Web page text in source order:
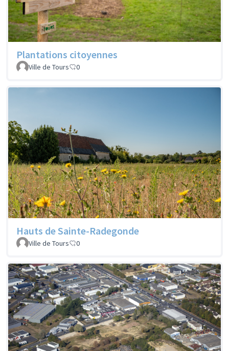
Plantations citoyennes
Ville de Tours 0
Hauts de Sainte-Radegonde
Ville de Tours 0